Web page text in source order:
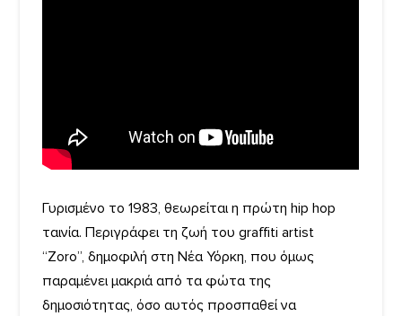
Γυρισμένο το 1983, θεωρείται η πρώτη hip hop
ταινία. Περιγράφει τη ζωή του graffiti artist
“Zoro”, δημοφιλή στη Νέα Υόρκη, που όμως
παραμένει μακριά από τα φώτα της
δημοσιότητας, όσο αυτός προσπαθεί να